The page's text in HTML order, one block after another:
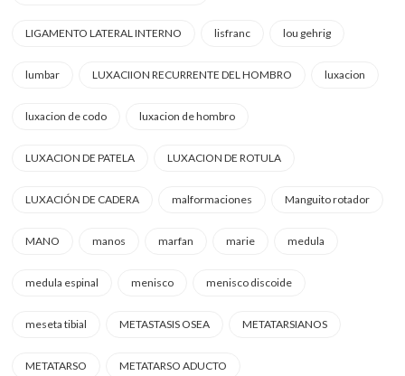
LIGAMENTO LATERAL INTERNO lisfranc lou gehrig
lumbar LUXACIION RECURRENTE DEL HOMBRO luxacion
luxacion de codo luxacion de hombro
LUXACION DE PATELA LUXACION DE ROTULA
LUXACIÓN DE CADERA malformaciones Manguito rotador
MANO manos marfan marie medula
medula espinal menisco menisco discoide
meseta tibial METASTASIS OSEA METATARSIANOS
METATARSO METATARSO ADUCTO